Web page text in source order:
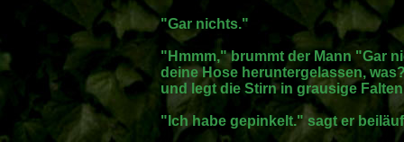
"Gar nichts."
"Hmmm," brummt der Mann "Gar
deine Hose heruntergelassen,
und legt die Stirn in grausige
"Ich habe gepinkelt." sagt er